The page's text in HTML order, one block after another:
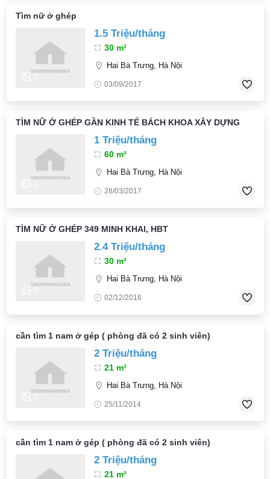
Tìm nữ ở ghép
1.5 Triệu/tháng
30 m²
Hai Bà Trưng, Hà Nội
03/09/2017
TÌM NỮ Ở GHÉP GẦN KINH TẾ BÁCH KHOA XÂY DỰNG
1 Triệu/tháng
60 m²
Hai Bà Trưng, Hà Nội
28/03/2017
TÌM NỮ Ở GHÉP 349 MINH KHAI, HBT
2.4 Triệu/tháng
30 m²
Hai Bà Trưng, Hà Nội
02/12/2016
cần tìm 1 nam ở gép ( phòng đã có 2 sinh viên)
2 Triệu/tháng
21 m²
Hai Bà Trưng, Hà Nội
25/11/2014
cần tìm 1 nam ở gép ( phòng đã có 2 sinh viên)
2 Triệu/tháng
21 m²